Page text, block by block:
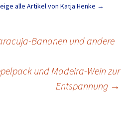
alle Artikel von Katja Henke →
Bananen und andere
und Madeira-Wein zur
Entspannung →